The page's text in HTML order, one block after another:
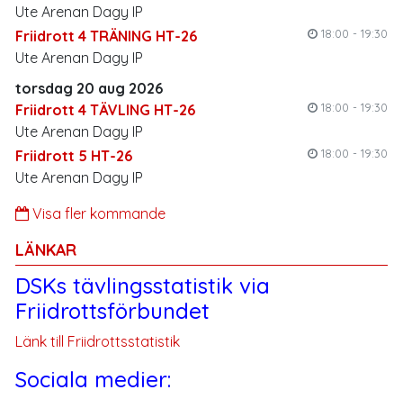
Ute Arenan Dagy IP
Friidrott 4 TRÄNING HT-26
18:00 - 19:30
Ute Arenan Dagy IP
torsdag 20 aug 2026
Friidrott 4 TÄVLING HT-26
18:00 - 19:30
Ute Arenan Dagy IP
Friidrott 5 HT-26
18:00 - 19:30
Ute Arenan Dagy IP
Visa fler kommande
LÄNKAR
DSKs tävlingsstatistik via
Friidrottsförbundet
Länk till Friidrottsstatistik
Sociala medier: